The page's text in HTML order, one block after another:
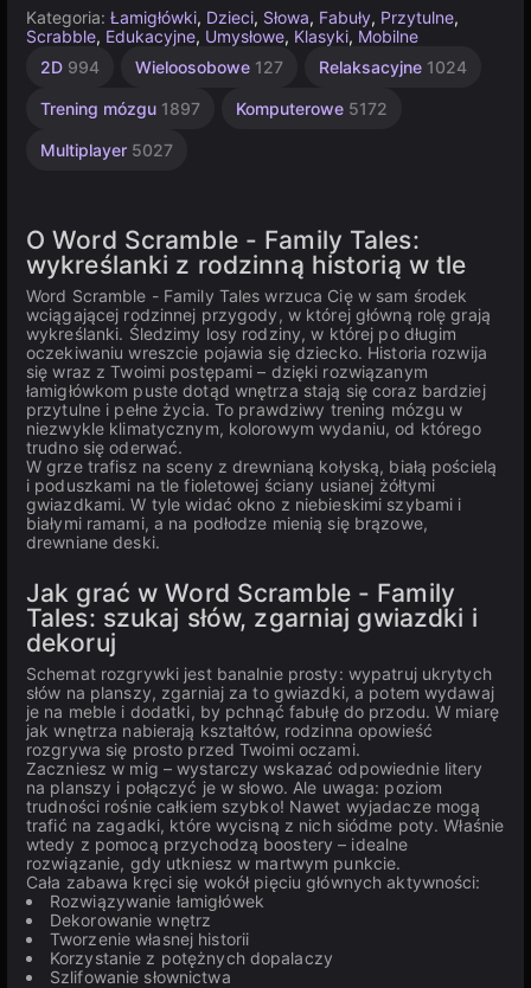
Kategoria: Łamigłówki, Dzieci, Słowa, Fabuły, Przytulne,
Scrabble, Edukacyjne, Umysłowe, Klasyki, Mobilne
2D 994 Wieloosobowe 127 Relaksacyjne 1024
Trening mózgu 1897 Komputerowe 5172
Multiplayer 5027
Mobile
Unity
3177
O Word Scramble - Family Tales:
wykreślanki z rodzinną historią w tle
Word Scramble - Family Tales wrzuca Cię w sam środek
wciągającej rodzinnej przygody, w której główną rolę grają
wykreślanki. Śledzimy losy rodziny, w której po długim
oczekiwaniu wreszcie pojawia się dziecko. Historia rozwija
się wraz z Twoimi postępami – dzięki rozwiązanym
łamigłówkom puste dotąd wnętrza stają się coraz bardziej
przytulne i pełne życia. To prawdziwy trening mózgu w
niezwykle klimatycznym, kolorowym wydaniu, od którego
trudno się oderwać.
W grze trafisz na sceny z drewnianą kołyską, białą pościelą
i poduszkami na tle fioletowej ściany usianej żółtymi
gwiazdkami. W tyle widać okno z niebieskimi szybami i
białymi ramami, a na podłodze mienią się brązowe,
drewniane deski.
Jak grać w Word Scramble - Family
Tales: szukaj słów, zgarniaj gwiazdki i
dekoruj
Schemat rozgrywki jest banalnie prosty: wypatruj ukrytych
słów na planszy, zgarniaj za to gwiazdki, a potem wydawaj
je na meble i dodatki, by pchnąć fabułę do przodu. W miarę
jak wnętrza nabierają kształtów, rodzinna opowieść
rozgrywa się prosto przed Twoimi oczami.
Zaczniesz w mig – wystarczy wskazać odpowiednie litery
na planszy i połączyć je w słowo. Ale uwaga: poziom
trudności rośnie całkiem szybko! Nawet wyjadacze mogą
trafić na zagadki, które wycisną z nich siódme poty. Właśnie
wtedy z pomocą przychodzą boostery – idealne
rozwiązanie, gdy utkniesz w martwym punkcie.
Cała zabawa kręci się wokół pięciu głównych aktywności:
Rozwiązywanie łamigłówek
Dekorowanie wnętrz
Tworzenie własnej historii
Korzystanie z potężnych dopalaczy
Szlifowanie słownictwa